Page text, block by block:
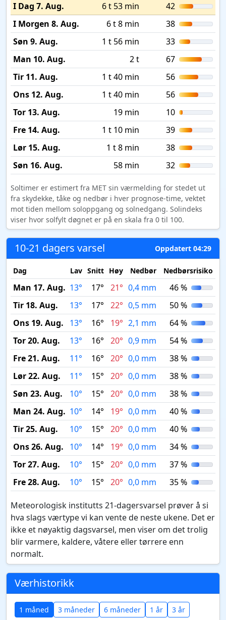
I Dag 7. Aug. 6 t 53 min
42
I Morgen 8. Aug.
6 t 8 min
38
Søn 9. Aug.
1 t 56 min
33
Man 10. Aug.
2 t
67
Tir 11. Aug.
1 t 40 min
56
Ons 12. Aug.
1 t 40 min
56
Tor 13. Aug.
19 min
10
Fre 14. Aug.
1 t 10 min
39
Lør 15. Aug.
1 t 8 min
38
Søn 16. Aug.
58 min 32
Soltimer er estimert fra MET sin værmelding for stedet ut
fra skydekke, tåke og nedbør i hver prognose-time, vektet
mot tiden mellom soloppgang og solnedgang. Solindeks
viser hvor solfylt døgnet er på en skala fra 0 til 100.
10-21 dagers varsel Oppdatert 04:29
Dag Lav Snitt Høy Nedbør Nedbørsrisiko
Man 17. Aug. 13° 17° 21° 0,4 mm
46 %
Tir 18. Aug.
13° 17° 22° 0,5 mm
50 %
Ons 19. Aug.
13° 16° 19° 2,1 mm
64 %
Tor 20. Aug.
13° 16° 20° 0,9 mm
54 %
Fre 21. Aug.
11° 16° 20° 0,0 mm
38 %
Lør 22. Aug.
11° 15° 20° 0,0 mm
38 %
Søn 23. Aug.
10° 15° 20° 0,0 mm
38 %
Man 24. Aug. 10° 14° 19° 0,0 mm
40 %
Tir 25. Aug.
10° 15° 20° 0,0 mm
40 %
Ons 26. Aug.
10° 14° 19° 0,0 mm
34 %
Tor 27. Aug.
10° 15° 20° 0,0 mm
37 %
Fre 28. Aug.
10° 15° 20° 0,0 mm 35 %
Meteorologisk institutts 21-dagersvarsel prøver å si
hva slags værtype vi kan vente de neste ukene. Det er
ikke et nøyaktig dagsvarsel, men viser om det trolig
blir varmere, kaldere, våtere eller tørrere enn
normalt.
Værhistorikk
1 måned 3 måneder 6 måneder 1 år 3 år